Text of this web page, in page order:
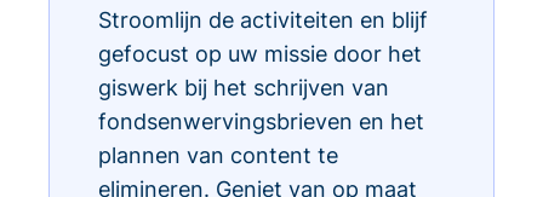
Stroomlijn de activiteiten en blijf
gefocust op uw missie door het
giswerk bij het schrijven van
fondsenwervingsbrieven en het
plannen van content te
elimineren. Geniet van op maat